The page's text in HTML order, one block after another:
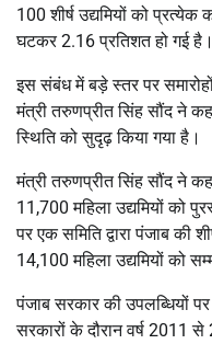
100 शीर्ष उद्यमियों को
घटकर 2.16 प्रतिशत हो गई है।
इस संबंध में बड़े स्तर पर
मंत्री तरुणप्रीत सिंह सौंद ने
स्थिति को सुदृढ़ किया गया है।
मंत्री तरुणप्रीत सिंह सौंद ने
11,700 महिला उद्यमियों को
पर एक समिति द्वारा पंजाब की
14,100 महिला उद्यमियों को
पंजाब सरकार की उपलब्धियों
सरकारों के दौरान वर्ष 2011